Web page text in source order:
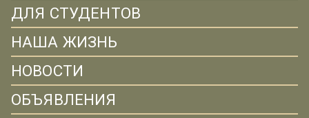
ДЛЯ СТУДЕНТОВ
НАША ЖИЗНЬ
НОВОСТИ
ОБЪЯВЛЕНИЯ